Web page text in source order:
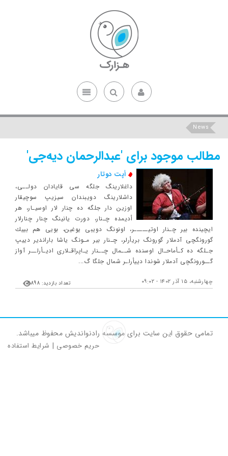
News
مطالب موجود برای 'عبدالرحمان دیه‌جی'
أپت دوتار
داغلارينگ جلگه سی قايادان دولــی،
داشلارينگ دويبندا‌ن سيزيپ سوچيقار
اوزين دار جلگه ده چنار لار اوسيـار، هر
أديمده چـنار، دورت يانينگ چنار چنارلار
ايچينده بير چـنار اوتيـــــر، اونونگ دويبی يوغين، بويی هم بييك
گورونگچی آدملار گورونگ بريأرلر، چـنار بير مـونگ ياشا باراندير دييپ
جـلگه ده كـأماحـال اوسنده شــمال چــنار يـاپراقـلاری اديـأرلــر آواز
گــورونگچی آدملار شوندا دييأرلـر شمال جلگا گ...
چهارشنبه، ۱۵ آذر ۱۴۰۲ - ۰۹:۰۲ تعداد بازدید: 2898
تمامی حقوق این سایت برای موسسه رادنواندیش محفوظ میباشد.
حریم خصوصی | شرایط استفاده